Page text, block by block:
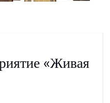
«Живая